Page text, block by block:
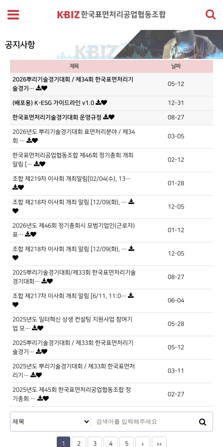
공지사항
제목 날짜
2026뿌리기술경기대회 / 제34회 한국표면처리기
술경기…
05-12
(배포용) K-ESG 가이드라인 v1.0 12-31
한국표면처리기술경기대회 운영규정 08-27
2026년도 뿌리기술경기대회 표면처리분야 / 제34
회 …
03-05
한국표면처리공업협동조합 제46회 정기총회 개최
알림 […
02-12
조합 제219차 이사회 개최알림[02/04(수), 13…
01-28
조합 제218차 이사회 개최 알림 [12/09(화), …
12-05
2026년도 제46회 정기총회시 모범기업인(근로자)
표…
01-12
조합 제218차 이사회 개최 알림 [12/09(화), …
12-05
2025뿌리기술경기대회/제33회 한국표면처리기술
경기대회…
08-27
조합 제217차 이사회 개최 알림 [6/11, 11:0…
06-04
2025년도 일터혁신 상생 컨설팅 지원사업 참여기
업 모…
05-28
2025뿌리기술경기대회 / 제33회 한국표면처리기
술경기…
05-12
2025년도 뿌리기술경기대회 / 제33회 한국표면처
리기…
03-11
2025년도 제45회 한국표면처리공업협동조합 정
기총회 …
02-27
1 2 3 4 5